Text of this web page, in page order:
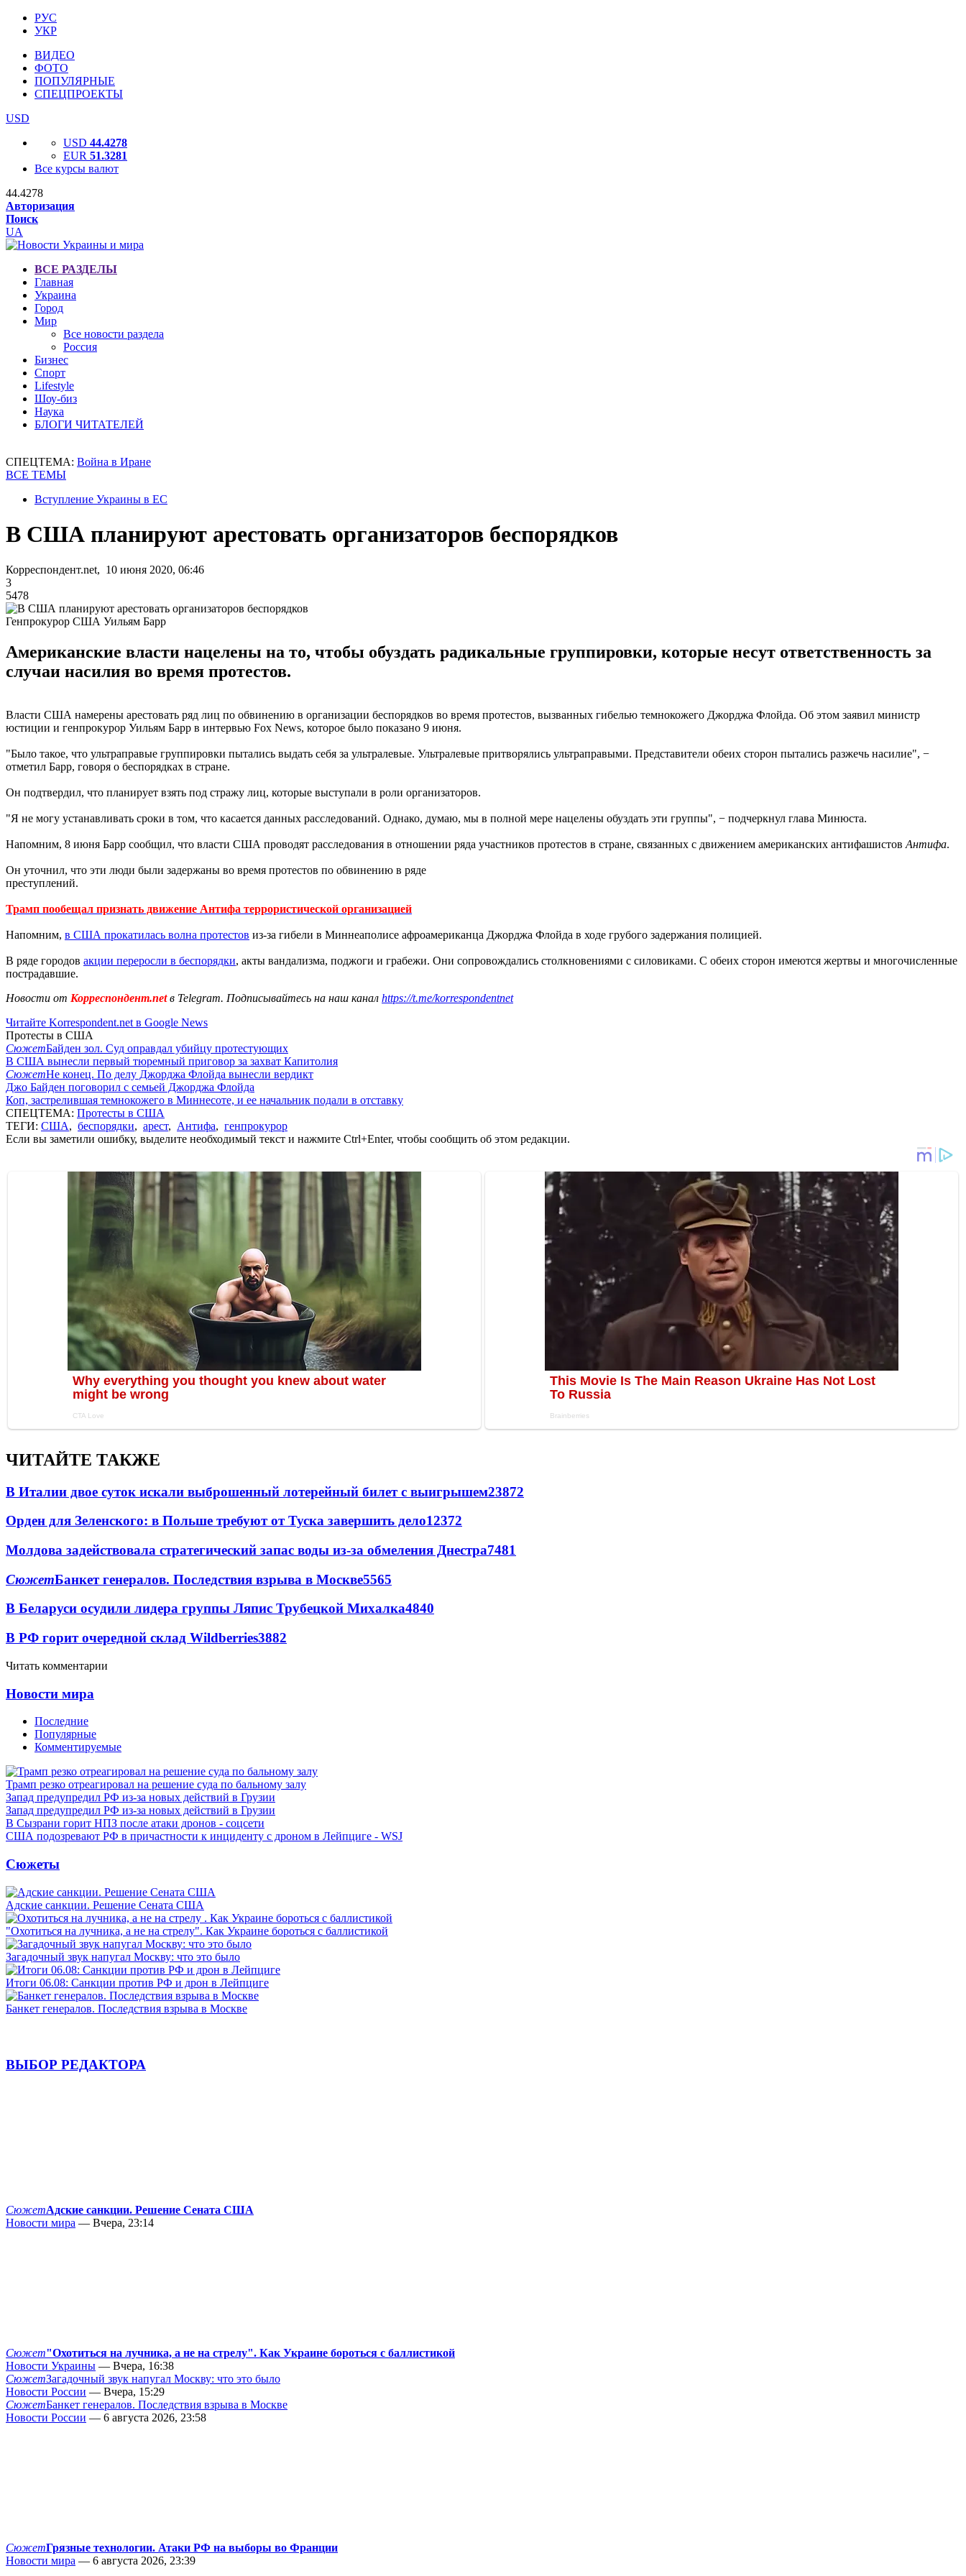
РУС
УКР
ВИДЕО
ФОТО
ПОПУЛЯРНЫЕ
СПЕЦПРОЕКТЫ
USD
USD 44.4278
EUR 51.3281
Все курсы валют
44.4278
Авторизация
Поиск
UA
ВСЕ РАЗДЕЛЫ
Главная
Украина
Город
Мир
Все новости раздела
Россия
Бизнес
Спорт
Lifestyle
Шоу-биз
Наука
БЛОГИ ЧИТАТЕЛЕЙ
СПЕЦТЕМА: Война в Иране
ВСЕ ТЕМЫ
Вступление Украины в ЕС
В США планируют арестовать организаторов беспорядков
Корреспондент.net, 10 июня 2020, 06:46
3
5478
Генпрокурор США Уильям Барр
Американские власти нацелены на то, чтобы обуздать радикальные группировки, которые несут ответственность за
случаи насилия во время протестов.
Власти США намерены арестовать ряд лиц по обвинению в организации беспорядков во время протестов, вызванных гибелью темнокожего Джорджа Флойда. Об этом заявил министр
юстиции и генпрокурор Уильям Барр в интервью Fox News, которое было показано 9 июня.
"Было такое, что ультраправые группировки пытались выдать себя за ультралевые. Ультралевые притворялись ультраправыми. Представители обеих сторон пытались разжечь насилие", −
отметил Барр, говоря о беспорядках в стране.
Он подтвердил, что планирует взять под стражу лиц, которые выступали в роли организаторов.
"Я не могу устанавливать сроки в том, что касается данных расследований. Однако, думаю, мы в полной мере нацелены обуздать эти группы", − подчеркнул глава Минюста.
Напомним, 8 июня Барр сообщил, что власти США проводят расследования в отношении ряда участников протестов в стране, связанных с движением американских антифашистов Антифа.
Он уточнил, что эти люди были задержаны во время протестов по обвинению в ряде
преступлений.
Трамп пообещал признать движение Антифа террористической организацией
Напомним, в США прокатилась волна протестов из-за гибели в Миннеаполисе афроамериканца Джорджа Флойда в ходе грубого задержания полицией.
В ряде городов акции переросли в беспорядки, акты вандализма, поджоги и грабежи. Они сопровождались столкновениями с силовиками. С обеих сторон имеются жертвы и многочисленные
пострадавшие.
Новости от Корреспондент.netв Telegram. Подписывайтесь на наш канал https://t.me/korrespondentnet
Читайте Korrespondent.net в Google News
Протесты в США
СюжетБайден зол. Суд оправдал убийцу протестующих
В США вынесли первый тюремный приговор за захват Капитолия
СюжетНе конец. По делу Джорджа Флойда вынесли вердикт
Джо Байден поговорил с семьей Джорджа Флойда
Коп, застрелившая темнокожего в Миннесоте, и ее начальник подали в отставку
СПЕЦТЕМА: Протесты в США
ТЕГИ: США, беспорядки, арест, Антифа, генпрокурор
Если вы заметили ошибку, выделите необходимый текст и нажмите Ctrl+Enter, чтобы сообщить об этом редакции.
ЧИТАЙТЕ ТАКЖЕ
В Италии двое суток искали выброшенный лотерейный билет с выигрышем23872
Орден для Зеленского: в Польше требуют от Туска завершить дело12372
Молдова задействовала стратегический запас воды из-за обмеления Днестра7481
СюжетБанкет генералов. Последствия взрыва в Москве5565
В Беларуси осудили лидера группы Ляпис Трубецкой Михалка4840
В РФ горит очередной склад Wildberries3882
Читать комментарии
Новости мира
Последние
Популярные
Комментируемые
Трамп резко отреагировал на решение суда по бальному залу
Запад предупредил РФ из-за новых действий в Грузии
Запад предупредил РФ из-за новых действий в Грузии
В Сызрани горит НПЗ после атаки дронов - соцсети
США подозревают РФ в причастности к инциденту с дроном в Лейпциге - WSJ
Сюжеты
Адские санкции. Решение Сената США
"Охотиться на лучника, а не на стрелу". Как Украине бороться с баллистикой
Загадочный звук напугал Москву: что это было
Итоги 06.08: Санкции против РФ и дрон в Лейпциге
Банкет генералов. Последствия взрыва в Москве
ВЫБОР РЕДАКТОРА
СюжетАдские санкции. Решение Сената США
Новости мира — Вчера, 23:14
Сюжет"Охотиться на лучника, а не на стрелу". Как Украине бороться с баллистикой
Новости Украины — Вчера, 16:38
СюжетЗагадочный звук напугал Москву: что это было
Новости России — Вчера, 15:29
СюжетБанкет генералов. Последствия взрыва в Москве
Новости России — 6 августа 2026, 23:58
СюжетГрязные технологии. Атаки РФ на выборы во Франции
Новости мира — 6 августа 2026, 23:39